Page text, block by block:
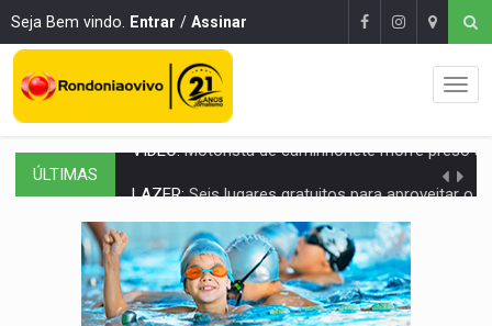
Seja Bem vindo. Entrar / Assinar
ÚLTIMAS Seis lugares gratuitos para aproveitar o fim de semana
VÍDEO:FTICCO e Força Tática prendem membro do CV com arma e drogas
INCLUSÃO:Prefeitura fortalece parceria com a APAE para ampliar ações
DEFESA:Exército testa inovações no combate a drones durante